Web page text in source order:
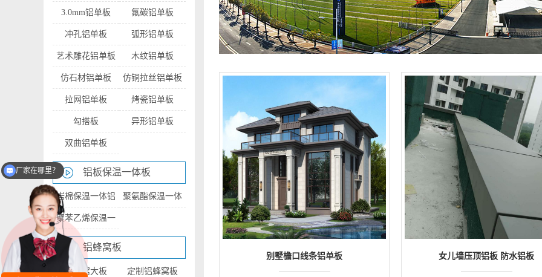
3.0mm铝单板 氟碳铝单板
冲孔铝单板 弧形铝单板
艺术雕花铝单板 木纹铝单板
仿石材铝单板 仿铜拉丝铝单板
拉网铝单板 烤瓷铝单板
勾搭板 异形铝单板
双曲铝单板
铝板保温一体板
岩棉保温一体铝
板
聚氨酯保温一体
聚苯乙烯保温一
体铝板
铝蜂窝板
铝蜂窝大板 定制铝蜂窝板
2
别墅檐口线条铝单板 女儿墙压顶铝板 防水铝板
厂家在哪里？